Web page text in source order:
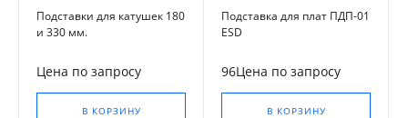
Подставки для катушек 180
и 330 мм.
Цена по запросу
В КОРЗИНУ
Подставка для плат ПДП-01
ESD
96Цена по запросу
В КОРЗИНУ